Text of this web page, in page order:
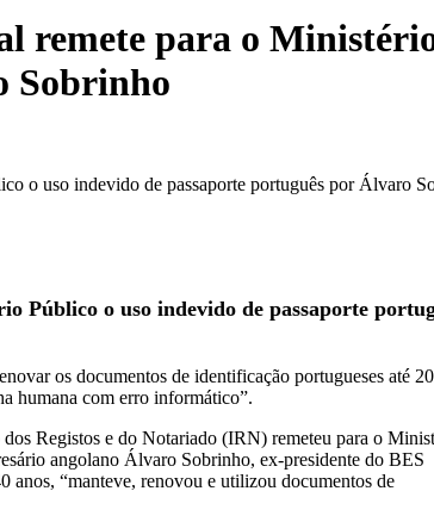
remete para o
Sobrinho
o uso indevido de passaporte português por Álvaro
Público o uso indevido de passaporte
os documentos de identificação portugueses até
humana com erro informático”.
Registos e do Notariado (IRN) remeteu para o
angolano Álvaro Sobrinho, ex-presidente do BES
anos, “manteve, renovou e utilizou documentos de